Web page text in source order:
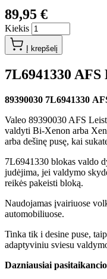
89,95 €
Kiekis
Į krepšelį
7L6941330
89390030 7L6941330
Valeo 89390030 AFS
valdyti Bi-Xenon arba
arba dešinę pusę, kai
7L6941330 blokas valdo
judėjima, jei valdymo
reikės pakeisti bloką.
Naudojamas įvairiuose
automobiliuose.
Tinka tik i desine puse,
adaptyviniu sviesu
Dazniausiai